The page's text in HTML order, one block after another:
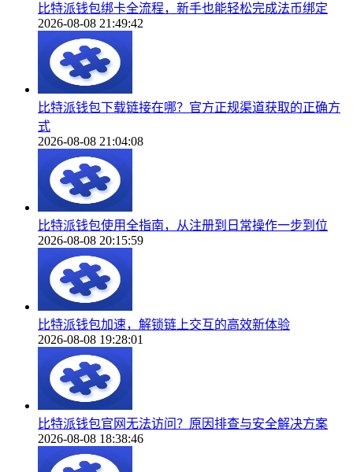
比特派钱包绑卡全流程，新手也能轻松完成法币绑定
2026-08-08 21:49:42
比特派钱包下载链接在哪？官方正规渠道获取的正确方
式
2026-08-08 21:04:08
比特派钱包使用全指南，从注册到日常操作一步到位
2026-08-08 20:15:59
比特派钱包加速，解锁链上交互的高效新体验
2026-08-08 19:28:01
比特派钱包官网无法访问？原因排查与安全解决方案
2026-08-08 18:38:46